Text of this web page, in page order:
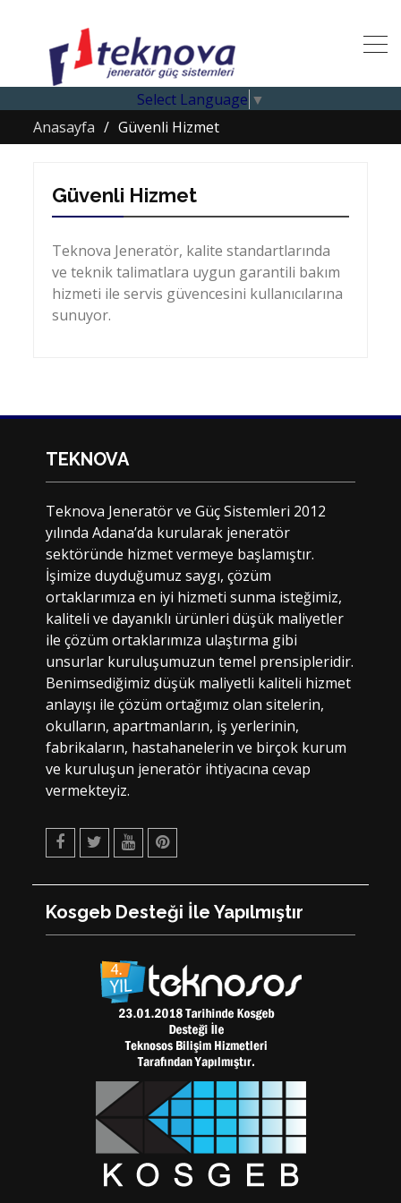
Select Language ▼
Anasayfa
Güvenli Hizmet
Güvenli Hizmet
Teknova Jeneratör, kalite standartlarında
ve teknik talimatlara uygun garantili bakım
hizmeti ile servis güvencesini kullanıcılarına
sunuyor.
TEKNOVA
Teknova Jeneratör ve Güç Sistemleri 2012
yılında Adana’da kurularak jeneratör
sektöründe hizmet vermeye başlamıştır.
İşimize duyduğumuz saygı, çözüm
ortaklarımıza en iyi hizmeti sunma isteğimiz,
kaliteli ve dayanıklı ürünleri düşük maliyetler
ile çözüm ortaklarımıza ulaştırma gibi
unsurlar kuruluşumuzun temel prensipleridir.
Benimsediğimiz düşük maliyetli kaliteli hizmet
anlayışı ile çözüm ortağımız olan sitelerin,
okulların, apartmanların, iş yerlerinin,
fabrikaların, hastahanelerin ve birçok kurum
ve kuruluşun jeneratör ihtiyacına cevap
vermekteyiz.
Kosgeb Desteği İle Yapılmıştır